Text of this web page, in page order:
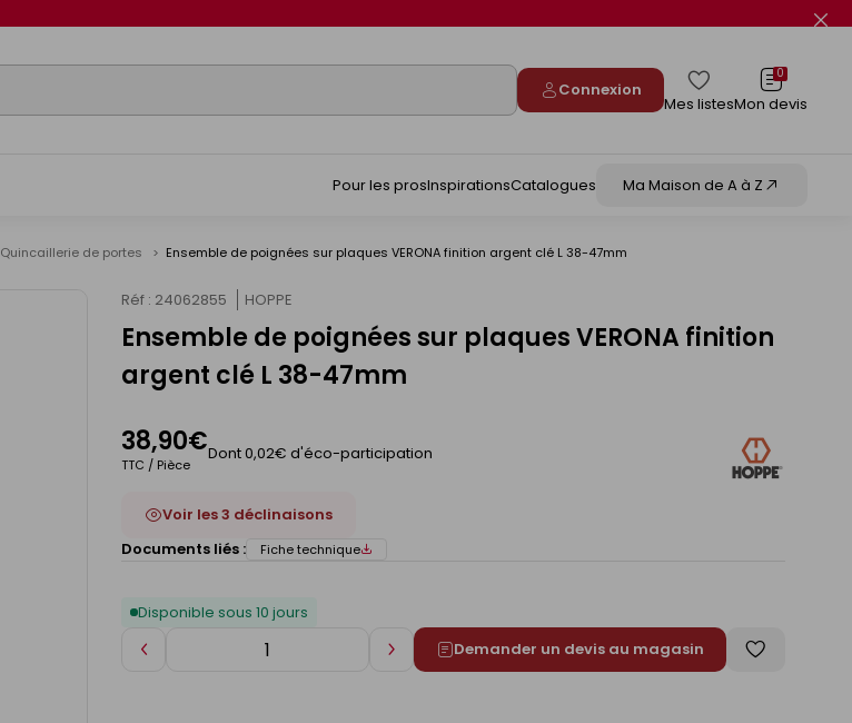
Connexion
Mes listes
0
Mon devis
Pour les prosInspirationsCatalogues Ma Maison de A à Z
Quincaillerie de portes Ensemble de poignées sur plaques VERONA finition argent clé L 38-47mm
Réf : 24062855 HOPPE
Ensemble de poignées sur plaques VERONA finition
argent clé L 38-47mm
38,90€
TTC / Pièce
Dont 0,02€ d'éco-participation
Voir les 3 déclinaisons
Documents liés :
Fiche technique
Disponible sous 10 jours
Diminuer AugmenterDemander un devis au magasin
Enregistrer